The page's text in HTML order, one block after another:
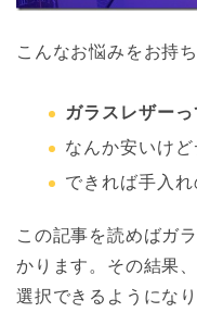
こんなお悩みをお持
ガラスレザー
なんか安いけ
できれば手入
この記事を読めばガ
かります。その結果
選択できるようになり